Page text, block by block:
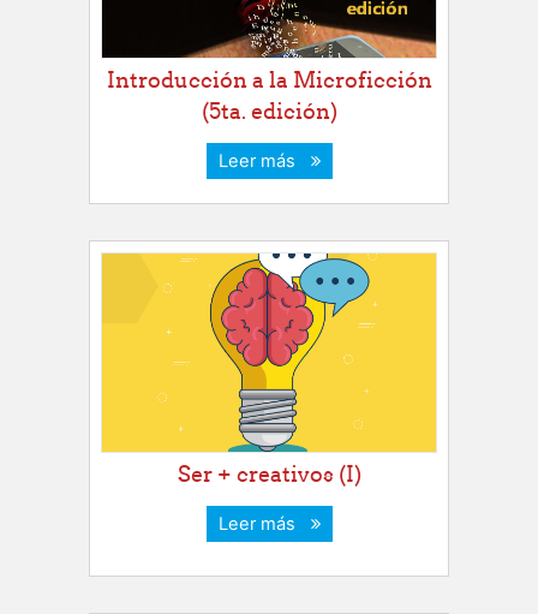
Introducción a la Microficción
(5ta. edición)
Leer más
Ser + creativos (I)
Leer más